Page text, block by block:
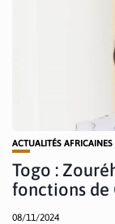
ACTUALITÉS AFRICAINES
Togo :
fonctions de
08/11/2024